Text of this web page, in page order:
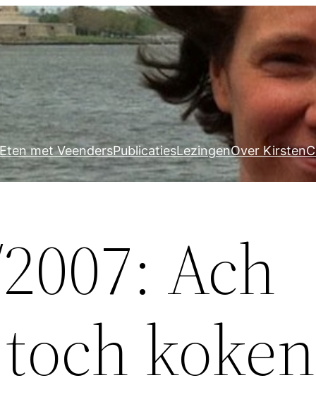
Eten met VeendersPublicatiesLezingenOver Kirsten
Ach
koken